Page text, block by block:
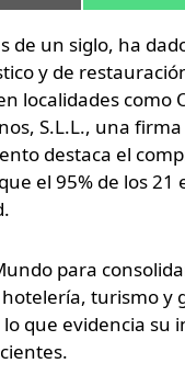
de un siglo, ha
y de
localidades como
S.L.L., una
destaca el
el 95% de los 21
para
turismo y
que evidencia su